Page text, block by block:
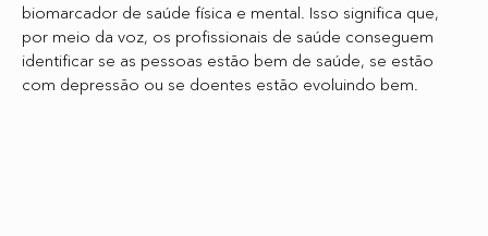
biomarcador de saúde física e mental. Isso significa que,
por meio da voz, os profissionais de saúde conseguem
identificar se as pessoas estão bem de saúde, se estão
com depressão ou se doentes estão evoluindo bem.